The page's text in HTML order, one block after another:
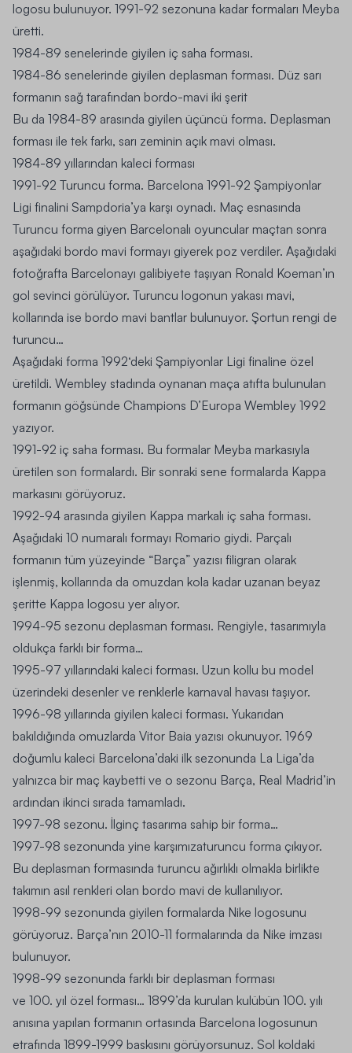
logosu bulunuyor. 1991-92 sezonuna kadar formaları Meyba
üretti.
1984-89 senelerinde giyilen iç saha forması.
1984-86 senelerinde giyilen deplasman forması. Düz sarı
formanın sağ tarafından bordo-mavi iki şerit
Bu da 1984-89 arasında giyilen üçüncü forma. Deplasman
forması ile tek farkı, sarı zeminin açık mavi olması.
1984-89 yıllarından kaleci forması
1991-92 Turuncu forma. Barcelona 1991-92 Şampiyonlar
Ligi finalini Sampdoria’ya karşı oynadı. Maç esnasında
Turuncu forma giyen Barcelonalı oyuncular maçtan sonra
aşağıdaki bordo mavi formayı giyerek poz verdiler. Aşağıdaki
fotoğrafta Barcelonayı galibiyete taşıyan Ronald Koeman’ın
gol sevinci görülüyor. Turuncu logonun yakası mavi,
kollarında ise bordo mavi bantlar bulunuyor. Şortun rengi de
turuncu…
Aşağıdaki forma 1992‘deki Şampiyonlar Ligi finaline özel
üretildi. Wembley stadında oynanan maça atıfta bulunulan
formanın göğsünde Champions D’Europa Wembley 1992
yazıyor.
1991-92 iç saha forması. Bu formalar Meyba markasıyla
üretilen son formalardı. Bir sonraki sene formalarda Kappa
markasını görüyoruz.
1992-94 arasında giyilen Kappa markalı iç saha forması.
Aşağıdaki 10 numaralı formayı Romario giydi. Parçalı
formanın tüm yüzeyinde “Barça” yazısı filigran olarak
işlenmiş, kollarında da omuzdan kola kadar uzanan beyaz
şeritte Kappa logosu yer alıyor.
1994-95 sezonu deplasman forması. Rengiyle, tasarımıyla
oldukça farklı bir forma…
1995-97 yıllarındaki kaleci forması. Uzun kollu bu model
üzerindeki desenler ve renklerle karnaval havası taşıyor.
1996-98 yıllarında giyilen kaleci forması. Yukarıdan
bakıldığında omuzlarda Vitor Baia yazısı okunuyor. 1969
doğumlu kaleci Barcelona’daki ilk sezonunda La Liga’da
yalnızca bir maç kaybetti ve o sezonu Barça, Real Madrid’in
ardından ikinci sırada tamamladı.
1997-98 sezonu. İlginç tasarıma sahip bir forma…
1997-98 sezonunda yine karşımızaturuncu forma çıkıyor.
Bu deplasman formasında turuncu ağırlıklı olmakla birlikte
takımın asıl renkleri olan bordo mavi de kullanılıyor.
1998-99 sezonunda giyilen formalarda Nike logosunu
görüyoruz. Barça’nın 2010-11 formalarında da Nike imzası
bulunuyor.
1998-99 sezonunda farklı bir deplasman forması
ve 100. yıl özel forması… 1899’da kurulan kulübün 100. yılı
anısına yapılan formanın ortasında Barcelona logosunun
etrafında 1899-1999 baskısını görüyorsunuz. Sol koldaki